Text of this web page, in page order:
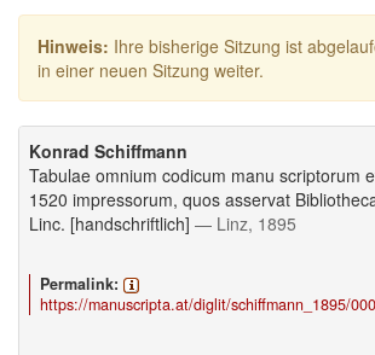
Hinweis: Ihre bisherige Sitzung ist
in einer neuen Sitzung weiter.
Konrad Schiffmann
Tabulae omnium codicum manu scriptorum
1520 impressorum, quos asservat
Linc. [handschriftlich] — Linz, 1895
Permalink:
https://manuscripta.at/diglit/schiffmann_1895/